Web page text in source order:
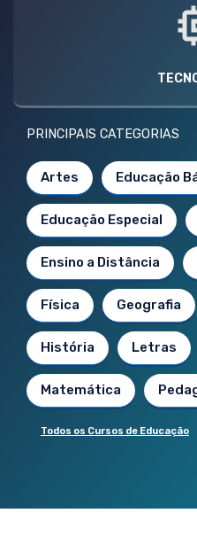
PRINCIPAIS CATEGORIAS
Artes Educação
Educação Especial
Ensino a Distância
Física Geografia
História Letras
Matemática
Todos os Cursos de Educação